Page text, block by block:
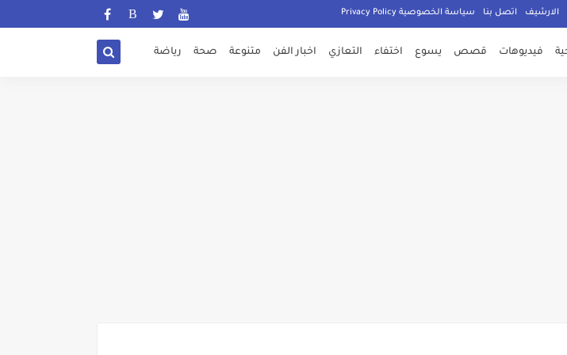
الارشيف اتصل بنا سياسة الخصوصية Privacy Policy
فيديوهات قصص يسوع اختفاء التعازي اخبار الفن متنوعة صحة رياضة
تغيير دينكم أو دفع الجزية أو القتل